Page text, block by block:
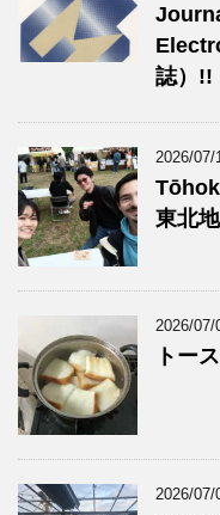
誌）!!
2026/07/
東北
2026/07/
トー
2026/07/